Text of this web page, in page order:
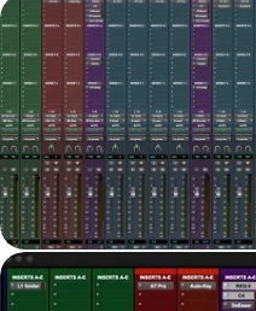
الوسائط 1 في النافذة المنبثقة